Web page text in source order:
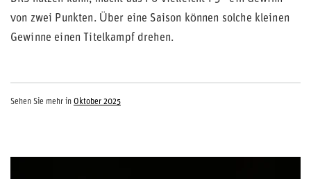
von zwei Punkten. Über eine Saison können solche kleinen
Gewinne einen Titelkampf drehen.
Sehen Sie mehr in Oktober 2025